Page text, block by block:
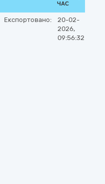
ЧАС
Експортовано:
20-02-
2026,
09:56:32